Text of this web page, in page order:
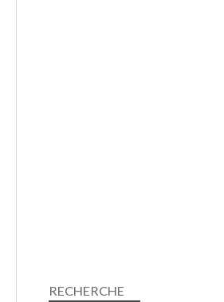
RECHERCHE